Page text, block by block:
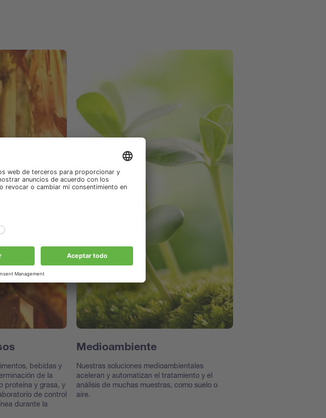
bebidas y
de la
proteína y grasa, y
de control
durante la
Medioambiente
Nuestras soluciones medioambientales
aceleran y automatizan el tratamiento y el
análisis de muchas muestras, como suelo o
aire.